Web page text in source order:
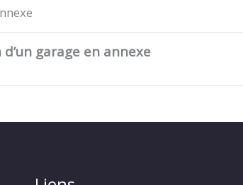
garage en annexe